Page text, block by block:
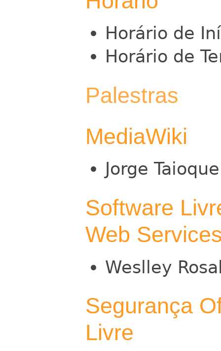
Horário de
Horário de
Palestras
MediaWiki
Jorge
Software
Web
Weslley
Segurança
Livre